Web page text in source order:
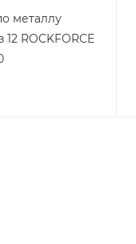
металлу
ROCKFORCE